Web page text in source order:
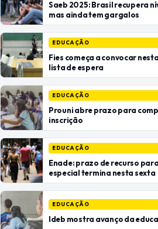
Saeb 2025: Brasil recupera
mas ainda tem gargalos
EDUCAÇÃO
Fies começa a convocar
lista de espera
EDUCAÇÃO
Prouni abre prazo para
inscrição
EDUCAÇÃO
Enade: prazo de recurso
especial termina nesta sexta
EDUCAÇÃO
Ideb mostra avanço da